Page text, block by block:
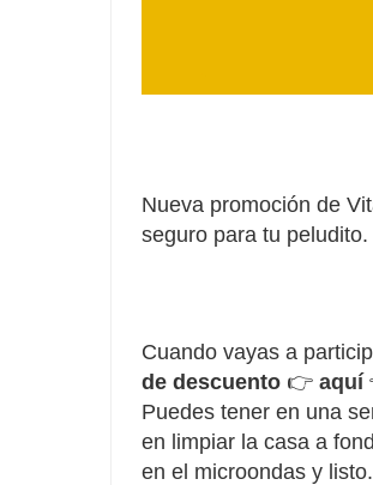
Nueva promoción de
seguro para tu peludito.
Cuando vayas a
de descuento 👉 aquí
Puedes tener en una
en limpiar la casa a
en el microondas y listo.